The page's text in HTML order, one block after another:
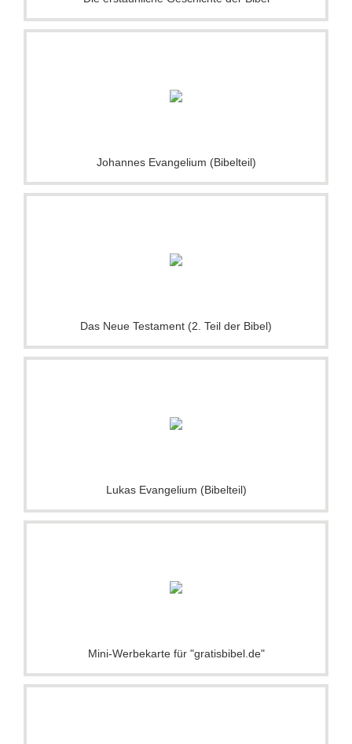
Johannes Evangelium (Bibelteil)
Das Neue Testament (2. Teil der Bibel)
Lukas Evangelium (Bibelteil)
Mini-Werbekarte für "gratisbibel.de"